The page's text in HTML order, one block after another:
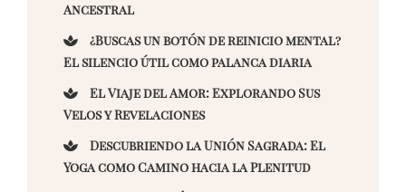
Ancestral
¿Buscas un botón de reinicio mental?
El silencio útil como palanca diaria
El Viaje del Amor: Explorando Sus
Velos y Revelaciones
Descubriendo la Unión Sagrada: El
Yoga como Camino hacia la Plenitud